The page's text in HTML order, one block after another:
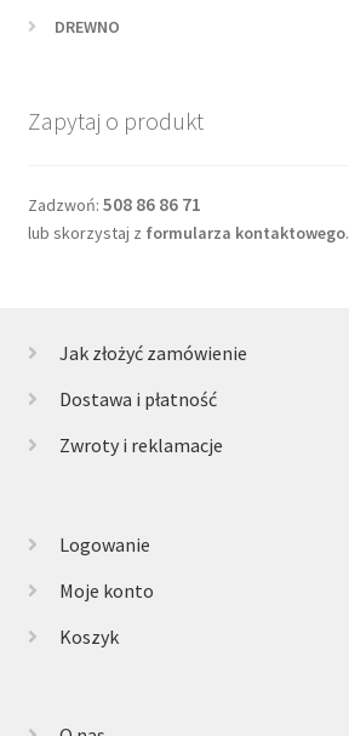
DREWNO
Zapytaj o produkt
Zadzwoń: 508 86 86 71
lub skorzystaj z formularza kontaktowego.
Jak złożyć zamówienie
Dostawa i płatność
Zwroty i reklamacje
Logowanie
Moje konto
Koszyk